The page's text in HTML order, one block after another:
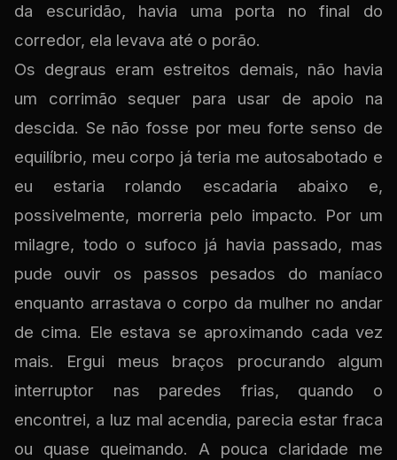
da escuridão, havia uma porta no final do
corredor, ela levava até o porão.
Os degraus eram estreitos demais, não havia
um corrimão sequer para usar de apoio na
descida. Se não fosse por meu forte senso de
equilíbrio, meu corpo já teria me autosabotado e
eu estaria rolando escadaria abaixo e,
possivelmente, morreria pelo impacto. Por um
milagre, todo o sufoco já havia passado, mas
pude ouvir os passos pesados do maníaco
enquanto arrastava o corpo da mulher no andar
de cima. Ele estava se aproximando cada vez
mais. Ergui meus braços procurando algum
interruptor nas paredes frias, quando o
encontrei, a luz mal acendia, parecia estar fraca
ou quase queimando. A pouca claridade me